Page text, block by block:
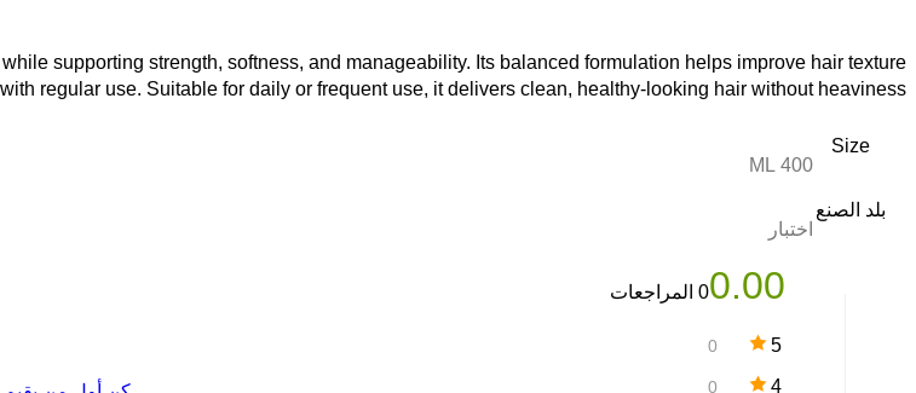
supporting strength, softness, and manageability. Its balanced formulation helps improve hair texture
regular use. Suitable for daily or frequent use, it delivers clean, healthy-looking hair without heaviness.
Size
400 ML
بلد الصنع
اختبار
0.000 المراجعات
5
0
4
0